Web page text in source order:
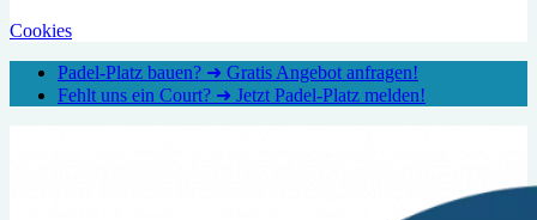
Cookies
Padel-Platz bauen? ➜ Gratis Angebot anfragen!
Fehlt uns ein Court? ➜ Jetzt Padel-Platz melden!